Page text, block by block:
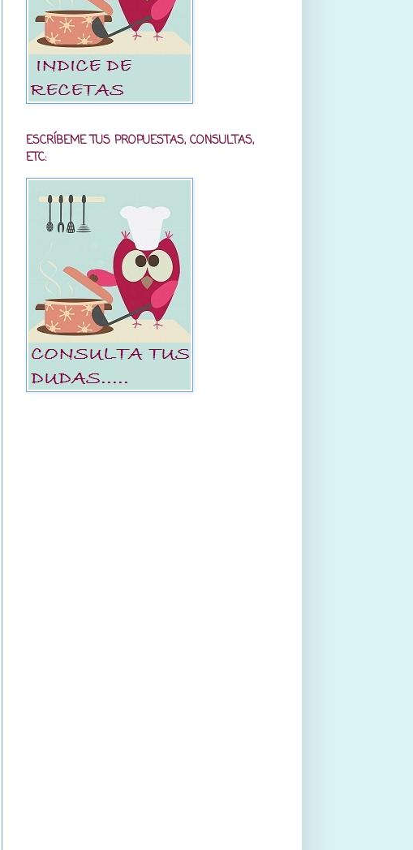
ESCRÍBEME TUS PROPUESTAS, CONSULTAS,
ETC: